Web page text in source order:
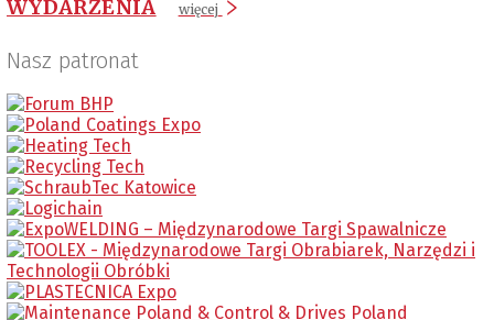
WYDARZENIA więcej
Nasz patronat